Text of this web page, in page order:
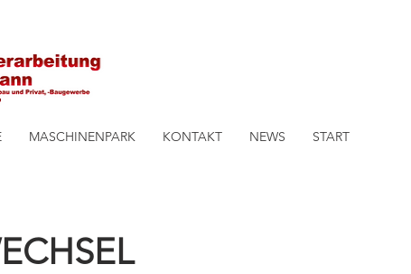
MASCHINENPARK KONTAKT NEWS START